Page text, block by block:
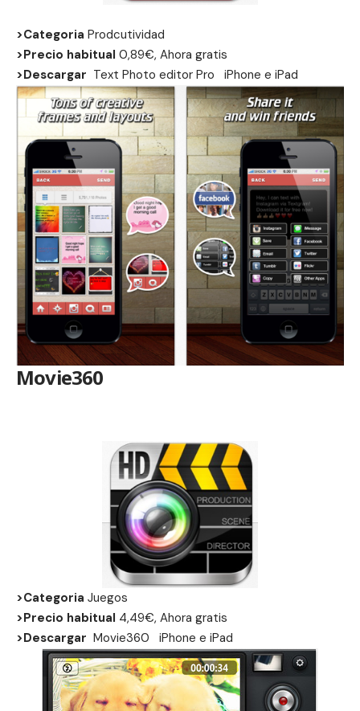
>Categoria Prodcutividad
>Precio habitual 0,89€, Ahora gratis
>Descargar Text Photo editor Pro iPhone e iPad
Movie360
>Categoria Juegos
>Precio habitual 4,49€, Ahora gratis
>Descargar Movie360 iPhone e iPad